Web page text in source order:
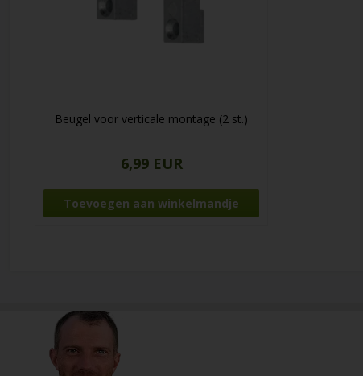
Beugel voor verticale montage (2 st.)
6,99 EUR